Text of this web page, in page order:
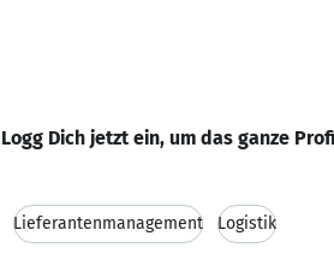
Logg Dich jetzt ein, um das ganze
Lieferantenmanagement Logistik